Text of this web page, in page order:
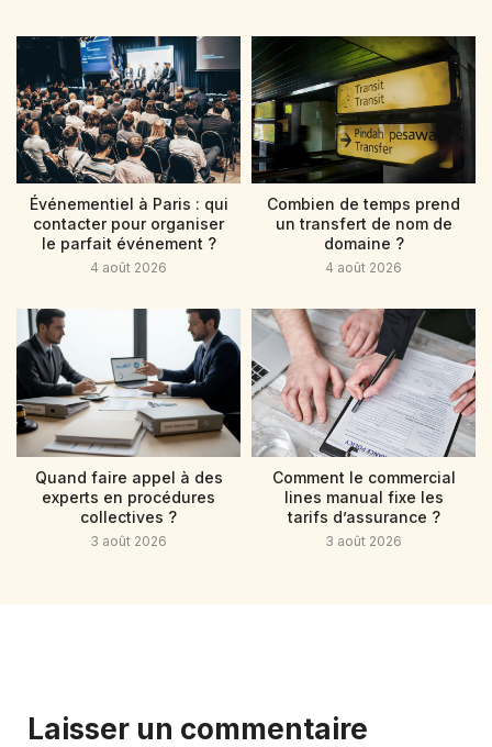
Événementiel à Paris : qui
contacter pour organiser
le parfait événement ?
4 août 2026
Combien de temps prend
un transfert de nom de
domaine ?
4 août 2026
Quand faire appel à des
experts en procédures
collectives ?
3 août 2026
Comment le commercial
lines manual fixe les
tarifs d’assurance ?
3 août 2026
Laisser un commentaire